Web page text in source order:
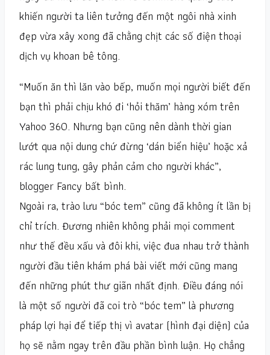
khiến người ta liên tưởng đến một ngôi nhà xinh
đẹp vừa xây xong đã chằng chịt các số điện thoại
dịch vụ khoan bê tông.
“Muốn ăn thì lăn vào bếp, muốn mọi người biết đến
bạn thì phải chịu khó đi ‘hỏi thăm’ hàng xóm trên
Yahoo 360. Nhưng bạn cũng nên dành thời gian
lướt qua nội dung chứ đừng ‘dán biển hiệu’ hoặc xả
rác lung tung, gây phản cảm cho người khác”,
blogger Fancy bất bình.
Ngoài ra, trào lưu “bóc tem” cũng đã không ít lần bị
chỉ trích. Đương nhiên không phải mọi comment
như thế đều xấu và đôi khi, việc đua nhau trở thành
người đầu tiên khám phá bài viết mới cũng mang
đến những phút thư giãn nhất định. Điều đáng nói
là một số người đã coi trò “bóc tem” là phương
pháp lợi hại để tiếp thị vì avatar (hình đại diện) của
họ sẽ nằm ngay trên đầu phần bình luận. Họ chẳng